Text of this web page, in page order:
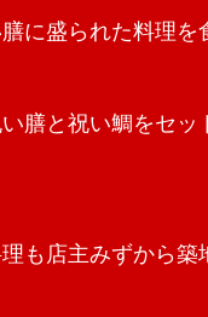
に盛られた料理を
膳と祝い鯛をセ
も店主みずから築